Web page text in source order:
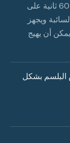
اللحية بأكملها، من الجذور إلى الأطراف. اقضِ 60 ثانية على
ويجهز
أن يهيج
البلسم بشكل